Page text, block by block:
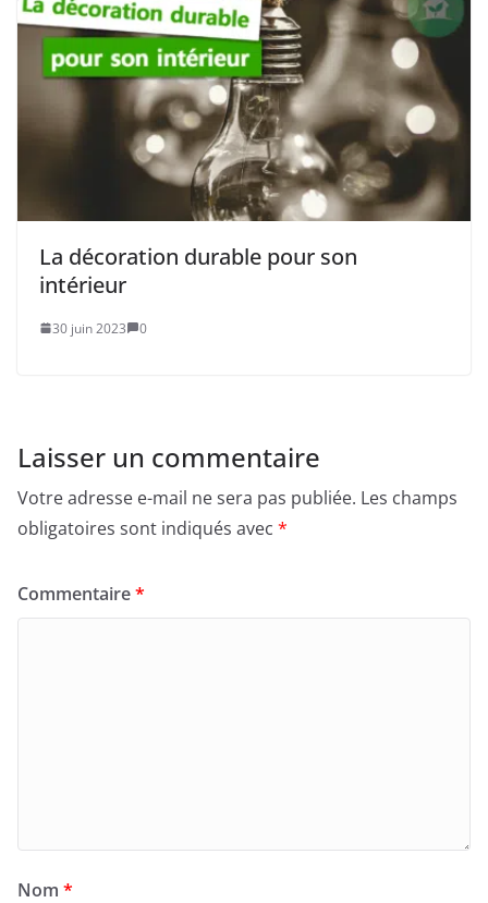
La décoration durable pour son
intérieur
30 juin 2023 0
Laisser un commentaire
Votre adresse e-mail ne sera pas publiée. Les champs
obligatoires sont indiqués avec *
Commentaire*
Nom *